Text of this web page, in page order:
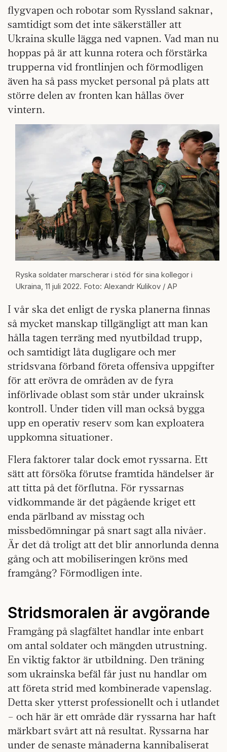
flygvapen och robotar som Ryssland saknar,
samtidigt som det inte säkerställer att
Ukraina skulle lägga ned vapnen. Vad man nu
hoppas på är att kunna rotera och förstärka
trupperna vid frontlinjen och förmodligen
även ha så pass mycket personal på plats att
större delen av fronten kan hållas över
vintern.
Ryska soldater marscherar i stöd för sina kollegor i
Ukraina, 11 juli 2022. Foto: Alexandr Kulikov / AP
I vår ska det enligt de ryska planerna finnas
så mycket manskap tillgängligt att man kan
hålla tagen terräng med nyutbildad trupp,
och samtidigt låta dugligare och mer
stridsvana förband företa offensiva uppgifter
för att erövra de områden av de fyra
införlivade oblast som står under ukrainsk
kontroll. Under tiden vill man också bygga
upp en operativ reserv som kan exploatera
uppkomna situationer.
Flera faktorer talar dock emot ryssarna. Ett
sätt att försöka förutse framtida händelser är
att titta på det förflutna. För ryssarnas
vidkommande är det pågående kriget ett
enda pärlband av misstag och
missbedömningar på snart sagt alla nivåer.
Är det då troligt att det blir annorlunda denna
gång och att mobiliseringen kröns med
framgång? Förmodligen inte.
Stridsmoralen är avgörande
Framgång på slagfältet handlar inte enbart
om antal soldater och mängden utrustning.
En viktig faktor är utbildning. Den träning
som ukrainska befäl får just nu handlar om
att företa strid med kombinerade vapenslag.
Detta sker ytterst professionellt och i utlandet
– och här är ett område där ryssarna har haft
märkbart svårt att nå resultat. Ryssarna har
under de senaste månaderna kannibaliserat